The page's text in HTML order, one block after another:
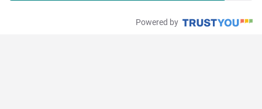
Powered by